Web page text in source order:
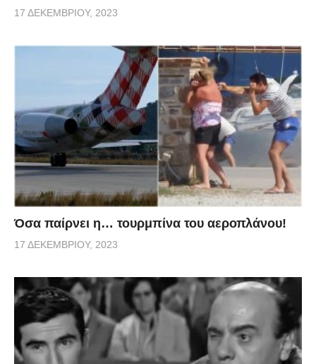
17 ΔΕΚΕΜΒΡΊΟΥ, 2023
Όσα παίρνει η… τουρμπίνα του αεροπλάνου!
17 ΔΕΚΕΜΒΡΊΟΥ, 2023